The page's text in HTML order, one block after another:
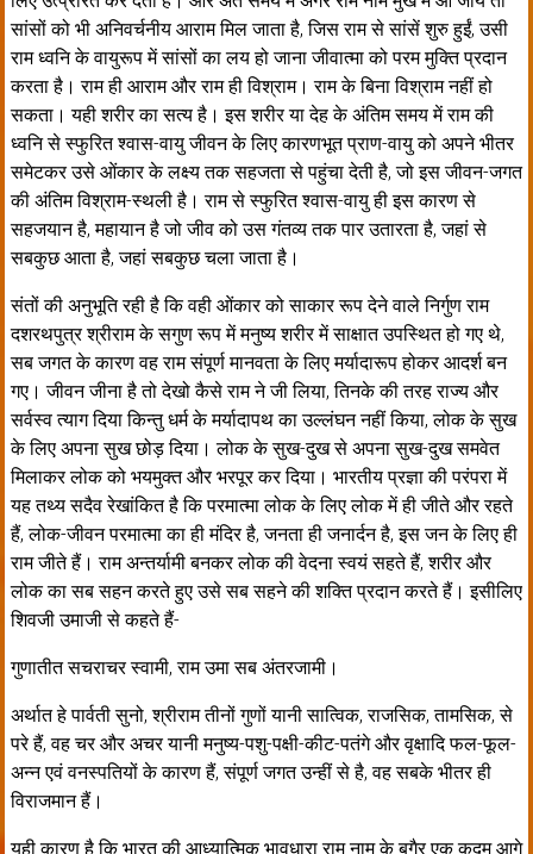
सांसों को भी अनिवर्चनीय आराम मिल जाता है, जिस राम से सांसें शुरु हुईं, उसी
राम ध्वनि के वायुरूप में सांसों का लय हो जाना जीवात्मा को परम मुक्ति प्रदान
करता है। राम ही आराम और राम ही विश्राम। राम के बिना विश्राम नहीं हो
सकता। यही शरीर का सत्य है। इस शरीर या देह के अंतिम समय में राम की
ध्वनि से स्फुरित श्वास-वायु जीवन के लिए कारणभूत प्राण-वायु को अपने भीतर
समेटकर उसे ओंकार के लक्ष्य तक सहजता से पहुंचा देती है, जो इस जीवन-जगत
की अंतिम विश्राम-स्थली है। राम से स्फुरित श्वास-वायु ही इस कारण से
सहजयान है, महायान है जो जीव को उस गंतव्य तक पार उतारता है, जहां से
सबकुछ आता है, जहां सबकुछ चला जाता है।
संतों की अनुभूति रही है कि वही ओंकार को साकार रूप देने वाले निर्गुण राम
दशरथपुत्र श्रीराम के सगुण रूप में मनुष्य शरीर में साक्षात उपस्थित हो गए थे,
सब जगत के कारण वह राम संपूर्ण मानवता के लिए मर्यादारूप होकर आदर्श बन
गए। जीवन जीना है तो देखो कैसे राम ने जी लिया, तिनके की तरह राज्य और
सर्वस्व त्याग दिया किन्तु धर्म के मर्यादापथ का उल्लंघन नहीं किया, लोक के सुख
के लिए अपना सुख छोड़ दिया। लोक के सुख-दुख से अपना सुख-दुख समवेत
मिलाकर लोक को भयमुक्त और भरपूर कर दिया। भारतीय प्रज्ञा की परंपरा में
यह तथ्य सदैव रेखांकित है कि परमात्मा लोक के लिए लोक में ही जीते और रहते
हैं, लोक-जीवन परमात्मा का ही मंदिर है, जनता ही जनार्दन है, इस जन के लिए ही
राम जीते हैं। राम अन्तर्यामी बनकर लोक की वेदना स्वयं सहते हैं, शरीर और
लोक का सब सहन करते हुए उसे सब सहने की शक्ति प्रदान करते हैं। इसीलिए
शिवजी उमाजी से कहते हैं-
गुणातीत सचराचर स्वामी, राम उमा सब अंतरजामी।
अर्थात हे पार्वती सुनो, श्रीराम तीनों गुणों यानी सात्विक, राजसिक, तामसिक, से
परे हैं, वह चर और अचर यानी मनुष्य-पशु-पक्षी-कीट-पतंगे और वृक्षादि फल-फूल-
अन्न एवं वनस्पतियों के कारण हैं, संपूर्ण जगत उन्हीं से है, वह सबके भीतर ही
विराजमान हैं।
यही कारण है कि भारत की आध्यात्मिक भावधारा राम नाम के बगैर एक कदम आगे